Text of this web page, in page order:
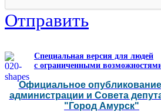
Отправить
Специальная версия для людей
с ограниченными
Официальное
администрации и Совета
"Город Амурск"